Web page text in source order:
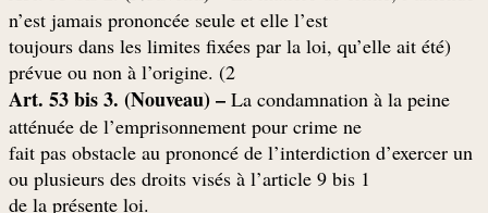
n’est jamais prononcée seule et elle l’est
(toujours dans les limites fixées par la loi, qu’elle ait été
prévue ou non à l’origine. (2
Art. 53 bis 3. (Nouveau) – La condamnation à la peine
atténuée de l’emprisonnement pour crime ne
fait pas obstacle au prononcé de l’interdiction d’exercer un
ou plusieurs des droits visés à l’article 9 bis 1
.de la présente loi